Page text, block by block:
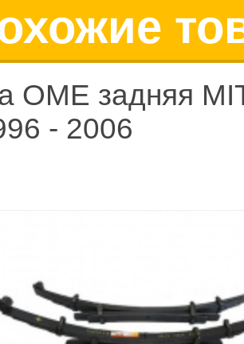
OME задняя
- 2006